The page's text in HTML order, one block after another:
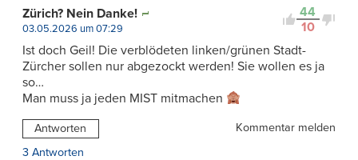
44
10
Zürich? Nein Danke!
03.05.2026 um 07:29
Ist doch Geil! Die verblödeten linken/grünen Stadt-
Zürcher sollen nur abgezockt werden! Sie wollen es ja
so…
Man muss ja jeden MIST mitmachen
Antworten
Kommentar melden
3 Antworten